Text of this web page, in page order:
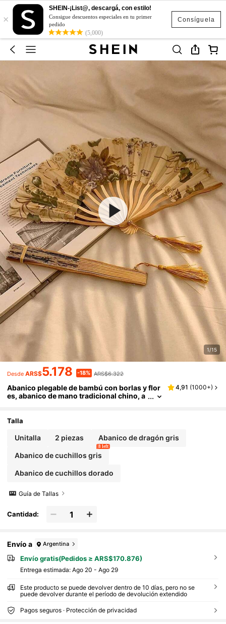
Consíguela
×
SHEIN-¡List@, descargá, con estilo!
Consigue descuentos especiales en tu primer
pedido
(5,000)
1/15
Desde ARS$5.178 -18% ARS$6.322
Abanico plegable de bambú con borlas y flor
es, abanico de mano tradicional chino, a
rio de fotografía
4,91 (1000+)
Talla
Unitalla 2 piezas Abanico de dragón gris
Abanico de cuchillos gris
8 left
Abanico de cuchillos dorado
Guía de Tallas
Cantidad:
Envío a Argentina
Envío gratis(Pedidos ≥ ARS$170.876)
Entrega estimada: Ago 20 - Ago 29
Este producto se puede devolver dentro de 10 días, pero no se
puede devolver durante el período de devolución extendido
Pagos seguros · Protección de privacidad